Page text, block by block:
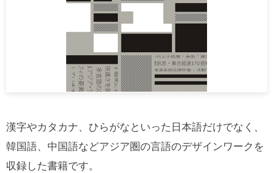
漢字やカタカナ、ひらがなといった日本語だけでなく、
韓国語、中国語などアジア圏の言語のデザインワークを
収録した書籍です。